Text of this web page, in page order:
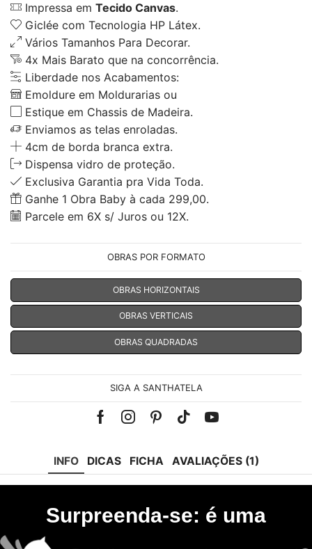
Impressa em Tecido Canvas.
Giclée com Tecnologia HP Látex.
Vários Tamanhos Para Decorar.
4x Mais Barato que na concorrência.
Liberdade nos Acabamentos:
Emoldure em Moldurarias ou
Estique em Chassis de Madeira.
Enviamos as telas enroladas.
4cm de borda branca extra.
Dispensa vidro de proteção.
Exclusiva Garantia pra Vida Toda.
Ganhe 1 Obra Baby à cada 299,00.
Parcele em 6X s/ Juros ou 12X.
OBRAS POR FORMATO
OBRAS HORIZONTAIS
OBRAS VERTICAIS
OBRAS QUADRADAS
SIGA A SANTHATELA
Facebook
Instagram
Pinterest
Tik-Youtube
INFO DICAS FICHA AVALIAÇÕES (1)
Surpreenda-se: é uma